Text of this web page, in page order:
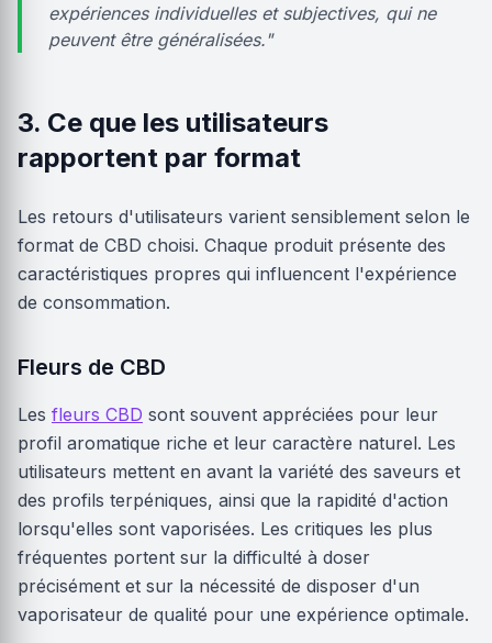
expériences individuelles et subjectives, qui ne
peuvent être généralisées."
3. Ce que les utilisateurs
rapportent par format
Les retours d'utilisateurs varient sensiblement selon le
format de CBD choisi. Chaque produit présente des
caractéristiques propres qui influencent l'expérience
de consommation.
Fleurs de CBD
Les fleurs CBD sont souvent appréciées pour leur
profil aromatique riche et leur caractère naturel. Les
utilisateurs mettent en avant la variété des saveurs et
des profils terpéniques, ainsi que la rapidité d'action
lorsqu'elles sont vaporisées. Les critiques les plus
fréquentes portent sur la difficulté à doser
précisément et sur la nécessité de disposer d'un
vaporisateur de qualité pour une expérience optimale.